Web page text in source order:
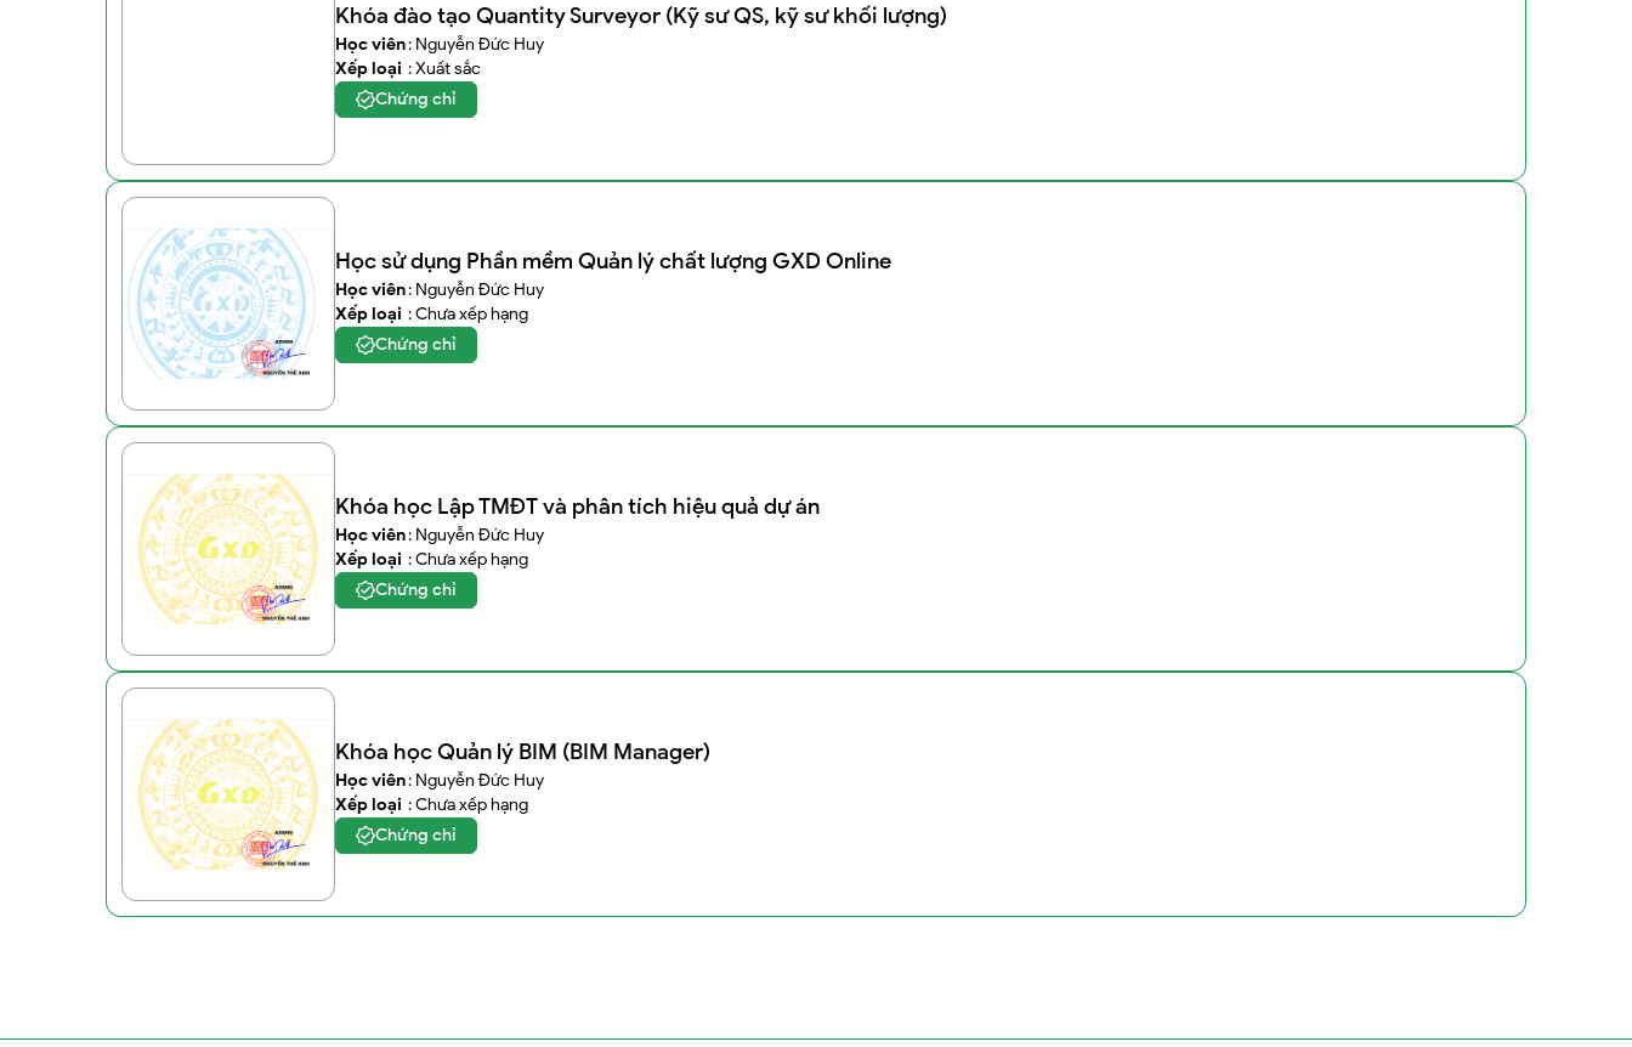
Khóa đào tạo Quantity Surveyor (Kỹ sư QS, kỹ sư khối lượng)
Học viên: Nguyễn Đức Huy
Xếp loại : Xuất sắc
Chứng chỉ
Học sử dụng Phần mềm Quản lý chất lượng GXD Online
Học viên: Nguyễn Đức Huy
Xếp loại : Chưa xếp hạng
Chứng chỉ
Khóa học Lập TMĐT và phân tích hiệu quả dự án
Học viên: Nguyễn Đức Huy
Xếp loại : Chưa xếp hạng
Chứng chỉ
Khóa học Quản lý BIM (BIM Manager)
Học viên: Nguyễn Đức Huy
Xếp loại : Chưa xếp hạng
Chứng chỉ